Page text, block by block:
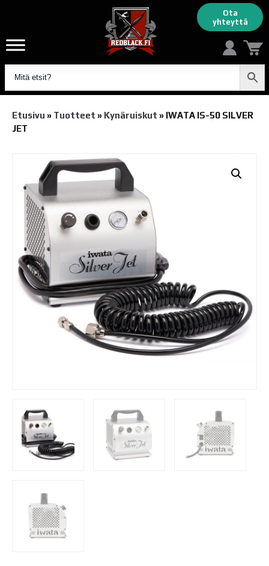
Ota
yhteyttä
Etusivu » Tuotteet » Kynäruiskut » IWATA IS-50 SILVER
JET